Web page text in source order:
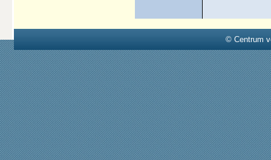
© Centrum